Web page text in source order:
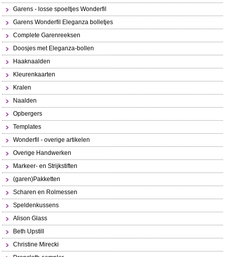
Garens - losse spoeltjes Wonderfil
Garens Wonderfil Eleganza bolletjes
Complete Garenreeksen
Doosjes met Eleganza-bollen
Haaknaalden
Kleurenkaarten
Kralen
Naalden
Opbergers
Templates
Wonderfil - overige artikelen
Overige Handwerken
Markeer- en Strijkstiften
(garen)Pakketten
Scharen en Rolmessen
Speldenkussens
Alison Glass
Beth Upstill
Christine Mirecki